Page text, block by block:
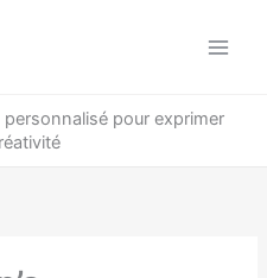
personnalisé pour exprimer